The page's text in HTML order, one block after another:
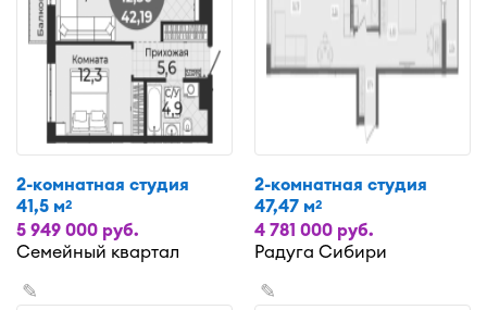
2-комнатная студия
41,5 м2
5 949 000 руб.
Семейный квартал
2-комнатная студия
47,47 м2
4 781 000 руб.
Радуга Сибири
✎ ✎